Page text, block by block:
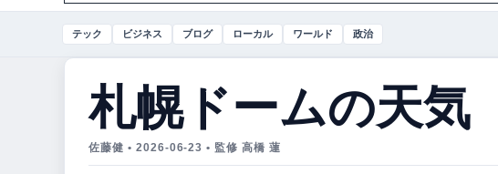
テック ビジネス ブログ ローカル ワールド 政治
札幌ドームの天気
佐藤健 • 2026-06-23 • 監修 高橋 蓮